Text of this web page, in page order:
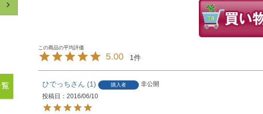
5.00 1
ひでっち 1 購入者
非公開
投稿日
2016/06/10